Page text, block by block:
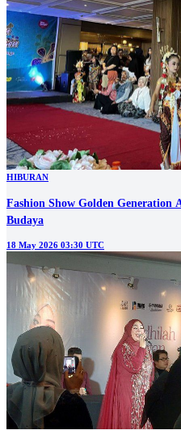
HIBURAN
Fashion Show Golden Generation
Budaya
18 May 2026 03:30 UTC